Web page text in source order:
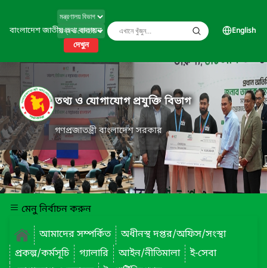
বাংলাদেশ জাতীয় তথ্য বাতায়ন
দেখুন
English
তথ্য ও যোগাযোগ প্রযুক্তি বিভাগ
গণপ্রজাতন্ত্রী বাংলাদেশ সরকার
মেনু নির্বাচন করুন
আমাদের সম্পর্কিত
অধীনস্থ দপ্তর/অফিস/সংস্থা
প্রকল্প/কর্মসূচি
গ্যালারি আইন/নীতিমালা
ই-সেবা